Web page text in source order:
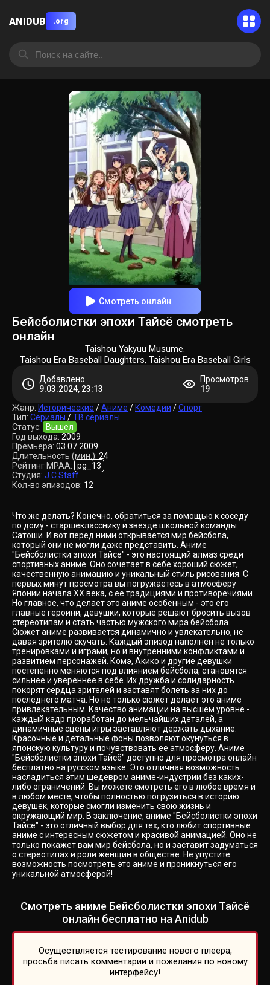
ANIDUB .org
Смотреть онлайн
Бейсболистки эпохи Тайсё смотреть
онлайн
Taishou Yakyuu Musume.
Taishou Era Baseball Daughters, Taishou Era Baseball Girls
Добавлено
9.03.2024, 23:13
Просмотров
19
Жанр: Исторические /Аниме / Комедии /Спорт
Тип: Сериалы /ТВ сериалы
Статус:
Вышел
Год выхода: 2009
Премьера: 03.07.2009
Длительность (мин.): 24
Рейтинг MPAA: pg_13
Студия: J.C.Staff
Кол-во эпизодов: 12
Что же делать? Конечно, обратиться за помощью к соседу
по дому - старшекласснику и звезде школьной команды
Сатоши. И вот перед ними открывается мир бейсбола,
который они не могли даже представить. Аниме
"Бейсболистки эпохи Тайсё" - это настоящий алмаз среди
спортивных аниме. Оно сочетает в себе хороший сюжет,
качественную анимацию и уникальный стиль рисования. С
первых минут просмотра вы погружаетесь в атмосферу
Японии начала XX века, с ее традициями и противоречиями.
Но главное, что делает это аниме особенным - это его
главные героини, девушки, которые решают бросить вызов
стереотипам и стать частью мужского мира бейсбола.
Сюжет аниме развивается динамично и увлекательно, не
давая зрителю скучать. Каждый эпизод наполнен не только
тренировками и играми, но и внутренними конфликтами и
развитием персонажей. Комэ, Акико и другие девушки
постепенно меняются под влиянием бейсбола, становятся
сильнее и увереннее в себе. Их дружба и солидарность
покорят сердца зрителей и заставят болеть за них до
последнего матча. Но не только сюжет делает это аниме
привлекательным. Качество анимации на высшем уровне -
каждый кадр проработан до мельчайших деталей, а
динамичные сцены игры заставляют держать дыхание.
Красочные и детальные фоны позволяют окунуться в
японскую культуру и почувствовать ее атмосферу. Аниме
"Бейсболистки эпохи Тайсё" доступно для просмотра онлайн
бесплатно на русском языке. Это отличная возможность
насладиться этим шедевром аниме-индустрии без каких-
либо ограничений. Вы можете смотреть его в любое время и
в любом месте, чтобы полностью погрузиться в историю
девушек, которые смогли изменить свою жизнь и
окружающий мир. В заключение, аниме "Бейсболистки эпохи
Тайсё" - это отличный выбор для тех, кто любит спортивные
аниме с интересным сюжетом и красивой анимацией. Оно не
только покажет вам мир бейсбола, но и заставит задуматься
о стереотипах и роли женщин в обществе. Не упустите
возможность посмотреть это аниме и проникнуться его
уникальной атмосферой!
Смотреть аниме Бейсболистки эпохи Тайсё
онлайн бесплатно на Anidub
Осуществляется тестирование нового плеера,
просьба писать комментарии и пожелания по новому
интерфейсу!